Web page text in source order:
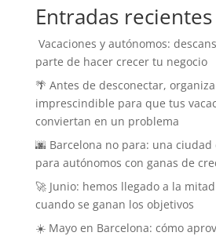
Entradas recientes
Vacaciones y autónomos:
parte de hacer crecer tu negocio
🌴 Antes de desconectar,
imprescindible para que tus
conviertan en un problema
🌆 Barcelona no para: una
para autónomos con ganas de
🚀 Junio: hemos llegado a la
cuando se ganan los objetivos
☀️ Mayo en Barcelona: cómo